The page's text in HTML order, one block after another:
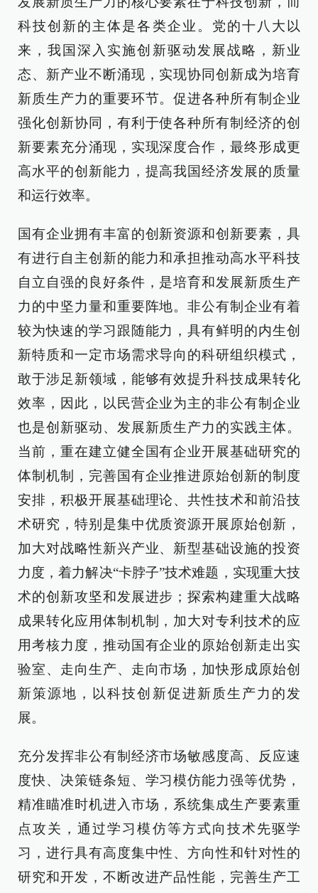
科技创新的主体是各类企业。党的十八大以
来，我国深入实施创新驱动发展战略，新业
态、新产业不断涌现，实现协同创新成为培育
新质生产力的重要环节。促进各种所有制企业
强化创新协同，有利于使各种所有制经济的创
新要素充分涌现，实现深度合作，最终形成更
高水平的创新能力，提高我国经济发展的质量
和运行效率。
国有企业拥有丰富的创新资源和创新要素，具
有进行自主创新的能力和承担推动高水平科技
自立自强的良好条件，是培育和发展新质生产
力的中坚力量和重要阵地。非公有制企业有着
较为快速的学习跟随能力，具有鲜明的内生创
新特质和一定市场需求导向的科研组织模式，
敢于涉足新领域，能够有效提升科技成果转化
效率，因此，以民营企业为主的非公有制企业
也是创新驱动、发展新质生产力的实践主体。
当前，重在建立健全国有企业开展基础研究的
体制机制，完善国有企业推进原始创新的制度
安排，积极开展基础理论、共性技术和前沿技
术研究，特别是集中优质资源开展原始创新，
加大对战略性新兴产业、新型基础设施的投资
力度，着力解决“卡脖子”技术难题，实现重大技
术的创新攻坚和发展进步；探索构建重大战略
成果转化应用体制机制，加大对专利技术的应
用考核力度，推动国有企业的原始创新走出实
验室、走向生产、走向市场，加快形成原始创
新策源地，以科技创新促进新质生产力的发
展。
充分发挥非公有制经济市场敏感度高、反应速
度快、决策链条短、学习模仿能力强等优势，
精准瞄准时机进入市场，系统集成生产要素重
点攻关，通过学习模仿等方式向技术先驱学
习，进行具有高度集中性、方向性和针对性的
研究和开发，不断改进产品性能，完善生产工